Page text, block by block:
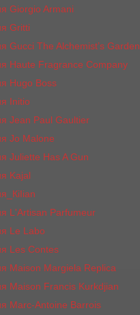
Giorgio Armani
Gritti
The Alchemist’s Garden.
Haute Fragrance Company
Hugo Boss
Initio
Jean Paul Gaultier
Jо Malоnе
Juliette Has A Gun
Kajal
L'Artisan Parfumeur
Le Labo
Les Contes
Maison Margiela Replica
Maison Francis Kurkdjian
Marc-Antoine Barrois